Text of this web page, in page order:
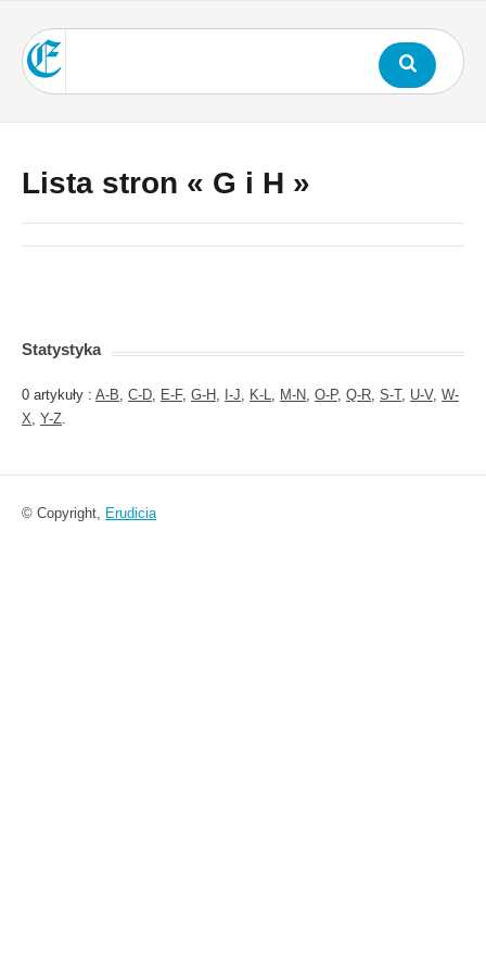
Lista stron « G i H »
Statystyka
0 artykuły : A-B, C-D, E-F, G-H , I-J, K-L, M-N, O-P, Q-R, S-T, U-V, W-
X, Y-Z.
© Copyright, Erudicia